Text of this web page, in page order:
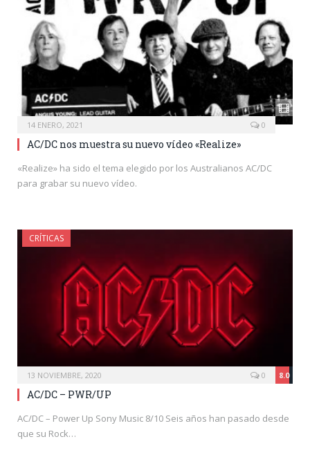
14 ENERO, 2021 0
AC/DC nos muestra su nuevo vídeo «Realize»
«Realize» ha sido el tema elegido por los Australianos AC/DC
para grabar su nuevo vídeo.
CRÍTICAS
13 NOVIEMBRE, 2020 8.0
0
AC/DC – PWR/UP
AC/DC – Power Up Sony Music 8/10 Seis años han pasado desde
que su Rock…